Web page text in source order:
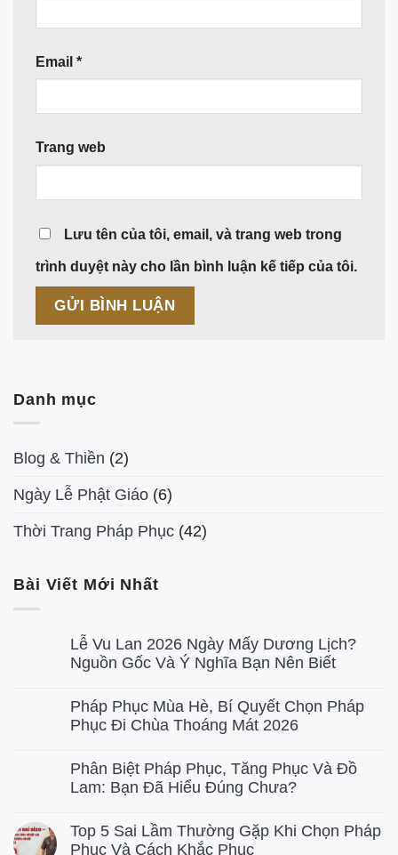
Danh mục
Blog & Thiền (2)
Ngày Lễ Phật Giáo (6)
Thời Trang Pháp Phục (42)
Bài Viết Mới Nhất
Lễ Vu Lan 2026 Ngày Mấy Dương Lịch?
Nguồn Gốc Và Ý Nghĩa Bạn Nên Biết
Pháp Phục Mùa Hè, Bí Quyết Chọn Pháp
Phục Đi Chùa Thoáng Mát 2026
Phân Biệt Pháp Phục, Tăng Phục Và Đồ
Lam: Bạn Đã Hiểu Đúng Chưa?
Top 5 Sai Lầm Thường Gặp Khi Chọn Pháp
Phục Và Cách Khắc Phục
Email *
Trang web
Lưu tên của tôi, email, và trang web trong
trình duyệt này cho lần bình luận kế tiếp của tôi.